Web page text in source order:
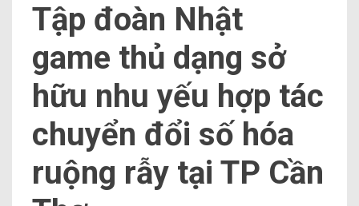
Tập đoàn Nhật
game thủ dạng sở
hữu nhu yếu hợp tác
chuyển đổi số hóa
ruộng rẫy tại TP Cần